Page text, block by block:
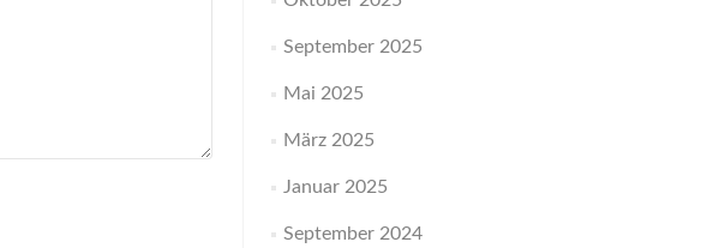
September 2025
Mai 2025
März 2025
Januar 2025
September 2024